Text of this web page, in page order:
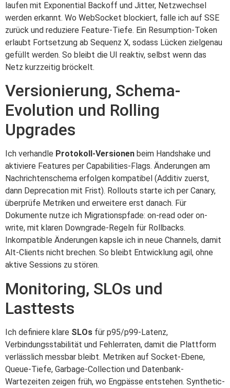
laufen mit Exponential Backoff und Jitter, Netzwechsel
werden erkannt. Wo WebSocket blockiert, falle ich auf SSE
zurück und reduziere Feature-Tiefe. Ein Resumption-Token
erlaubt Fortsetzung ab Sequenz X, sodass Lücken zielgenau
gefüllt werden. So bleibt die UI reaktiv, selbst wenn das
Netz kurzzeitig bröckelt.
Versionierung, Schema-
Evolution und Rolling
Upgrades
Ich verhandle Protokoll-Versionen beim Handshake und
aktiviere Features per Capabilities-Flags. Änderungen am
Nachrichtenschema erfolgen kompatibel (Additiv zuerst,
dann Deprecation mit Frist). Rollouts starte ich per Canary,
überprüfe Metriken und erweitere erst danach. Für
Dokumente nutze ich Migrationspfade: on-read oder on-
write, mit klaren Downgrade-Regeln für Rollbacks.
Inkompatible Änderungen kapsle ich in neue Channels, damit
Alt-Clients nicht brechen. So bleibt Entwicklung agil, ohne
aktive Sessions zu stören.
Monitoring, SLOs und
Lasttests
Ich definiere klare SLOs für p95/p99-Latenz,
Verbindungsstabilität und Fehlerraten, damit die Plattform
verlässlich messbar bleibt. Metriken auf Socket-Ebene,
Queue-Tiefe, Garbage-Collection und Datenbank-
Wartezeiten zeigen früh, wo Engpässe entstehen. Synthetic-